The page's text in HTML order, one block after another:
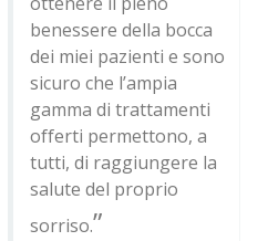
benessere della bocca
dei miei pazienti e sono
sicuro che l’ampia
gamma di trattamenti
offerti permettono, a
tutti, di raggiungere la
salute del proprio
sorriso.”